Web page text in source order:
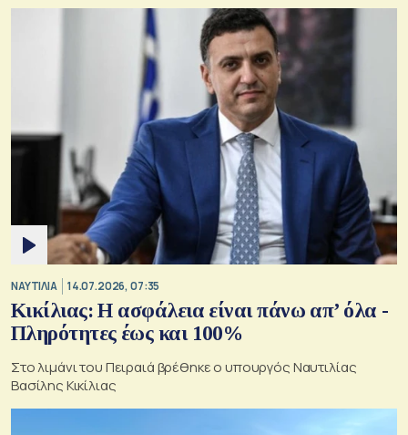
ΝΑΥΤΙΛΙΑ 14.07.2026, 07:35
Κικίλιας: Η ασφάλεια είναι πάνω απ’ όλα -
Πληρότητες έως και 100%
Στο λιμάνι του Πειραιά βρέθηκε ο υπουργός Ναυτιλίας
Βασίλης Κικίλιας